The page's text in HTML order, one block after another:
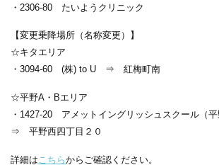
・2306-80 たいようクリニック
【変更乗降場所（名称変更）】
☆キタエリア
・3094-60 (株) to U ⇒ 紅梅町南
☆平野A・Bエリア
・1427-20 アメットイングリッシュスクール（
⇒ 平野西四丁目２０
詳細は こちらからご確認ください。